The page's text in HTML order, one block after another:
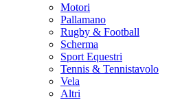
Motori
Pallamano
Rugby & Football
Scherma
Sport Equestri
Tennis & Tennistavolo
Vela
Altri